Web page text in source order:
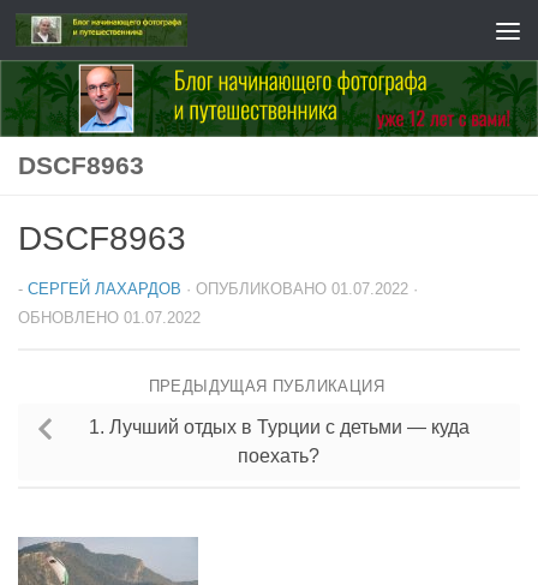
Перейти к содержимому
DSCF8963
DSCF8963
- СЕРГЕЙ ЛАХАРДОВ · ОПУБЛИКОВАНО 01.07.2022 ·
ОБНОВЛЕНО 01.07.2022
ПРЕДЫДУЩАЯ ПУБЛИКАЦИЯ
1. Лучший отдых в Турции с детьми — куда
поехать?